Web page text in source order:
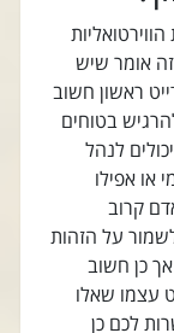
אומר שיש
ראשון חשוב
בטוחים
לנהל
או אפילו
קרוב
על הזהות
כן חשוב
עצמו שאלו
לכם כן